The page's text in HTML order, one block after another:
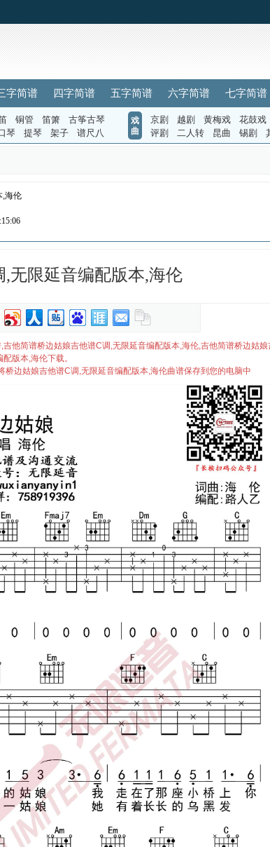
字简谱 四字简谱 五字简谱 六字简谱 七字简谱
铜管 笛箫
古筝古琴
琴 提琴 架子 谱尺八
戏
曲
京剧 越剧 黄梅戏 花鼓戏
评剧
二人转 昆曲 锡剧
,海伦
无限延音编配版本,海伦
他简谱桥边姑娘吉他谱C调,无限延音编配版本,海伦,吉他简谱桥边姑
配版本,海伦下载。
桥边姑娘吉他谱C调,无限延音编配版本,海伦曲谱保存到您的电脑中